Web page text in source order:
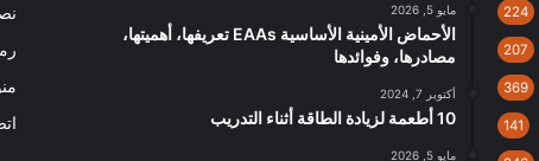
224
207
369
141
مايو 5, 2026
الأحماض الأمينية الأساسية EAAs تعريفها، أهميتها،
مصادرها، وفوائدها
أكتوبر 7, 2024
10 أطعمة لزيادة الطاقة أثناء التدريب
مايو 5, 2026